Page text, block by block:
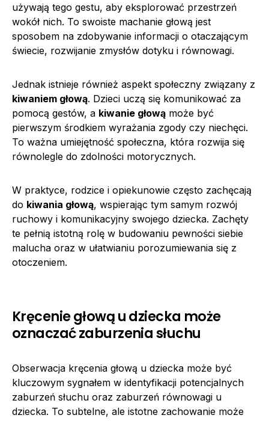
używają tego gestu, aby eksplorować przestrzeń
wokół nich. To swoiste machanie głową jest
sposobem na zdobywanie informacji o otaczającym
świecie, rozwijanie zmysłów dotyku i równowagi.
Jednak istnieje również aspekt społeczny związany z
kiwaniem głową. Dzieci uczą się komunikować za
pomocą gestów, a kiwanie głową może być
pierwszym środkiem wyrażania zgody czy niechęci.
To ważna umiejętność społeczna, która rozwija się
równolegle do zdolności motorycznych.
W praktyce, rodzice i opiekunowie często zachęcają
do kiwania głową, wspierając tym samym rozwój
ruchowy i komunikacyjny swojego dziecka. Zachęty
te pełnią istotną rolę w budowaniu pewności siebie
malucha oraz w ułatwianiu porozumiewania się z
otoczeniem.
Kręcenie głową u dziecka może
oznaczać zaburzenia słuchu
Obserwacja kręcenia głową u dziecka może być
kluczowym sygnałem w identyfikacji potencjalnych
zaburzeń słuchu oraz zaburzeń równowagi u
dziecka. To subtelne, ale istotne zachowanie może